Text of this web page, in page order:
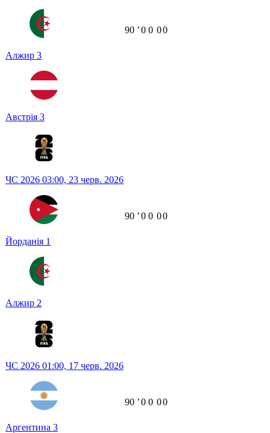
Алжир 3
Австрія 3
90 ʼ0 0 00
ЧС 2026 03:00, 23 черв. 2026
Йорданія 1
Алжир 2
90 ʼ0 0 00
ЧС 2026 01:00, 17 черв. 2026
Аргентина 3
90 ʼ0 0 00